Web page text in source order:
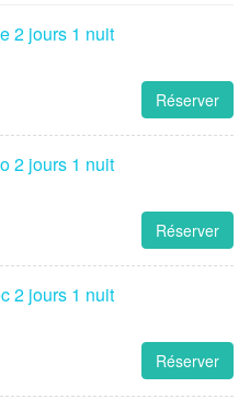
2 jours 1 nuit
Réserver
2 jours 1 nuit
Réserver
2 jours 1 nuit
Réserver